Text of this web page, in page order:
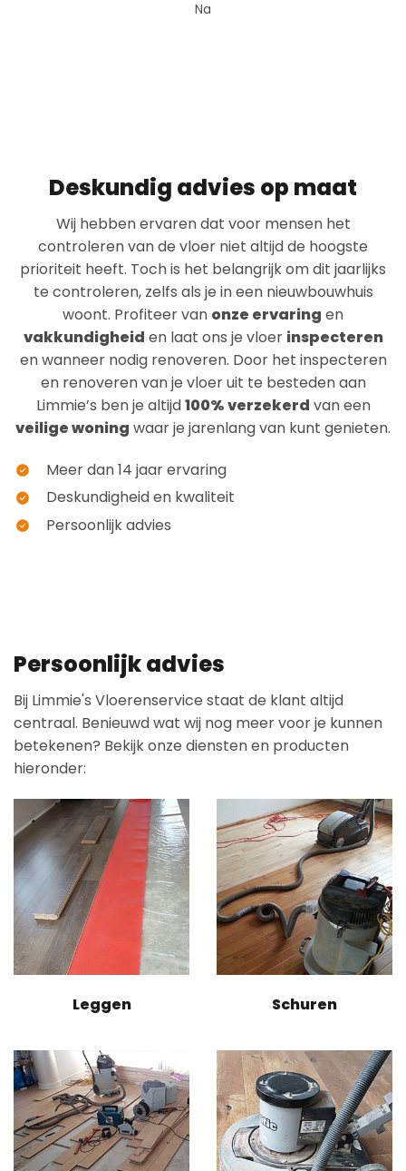
Na
Deskundig advies op maat
Wij hebben ervaren dat voor mensen het
controleren van de vloer niet altijd de hoogste
prioriteit heeft. Toch is het belangrijk om dit jaarlijks
te controleren, zelfs als je in een nieuwbouwhuis
woont. Profiteer van onze ervaring en
vakkundigheid en laat ons je vloer inspecteren
en wanneer nodig renoveren. Door het inspecteren
en renoveren van je vloer uit te besteden aan
Limmie’s ben je altijd100% verzekerd van een
veilige woning waar je jarenlang van kunt genieten.
Meer dan 14 jaar ervaring
Deskundigheid en kwaliteit
Persoonlijk advies
Persoonlijk advies
Bij Limmie's Vloerenservice staat de klant altijd
centraal. Benieuwd wat wij nog meer voor je kunnen
betekenen? Bekijk onze diensten en producten
hieronder:
Leggen Schuren